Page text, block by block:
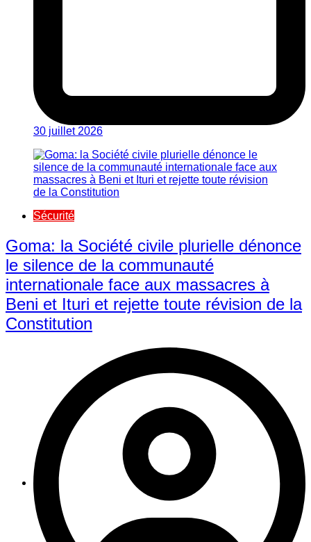
30 juillet 2026
Sécurité
Goma: la Société civile plurielle dénonce
le silence de la communauté
internationale face aux massacres à
Beni et Ituri et rejette toute révision de la
Constitution